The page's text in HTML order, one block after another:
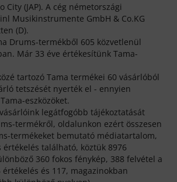
City (JAP). A cég németországi
Musikinstrumente GmbH & Co.KG
(D).
Drums-termékből 605 közvetlenül
Már 33 éve értékesítünk Tama-
tartozó Tama termékei 60 vásárlóból
tetszését nyerték el - ennyien
eszközöket.
legátfogóbb tájékoztatását
termékről, oldalunkon ezért összesen
termékeket bemutató médiatartalom,
értékelés található, köztük 8976
360 fokos fénykép, 388 felvétel a
és 117, magazinokban